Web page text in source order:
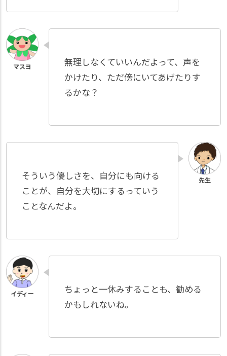
無理しなくていいんだよって、声を
かけたり、ただ傍にいてあげたりす
るかな？
そういう優しさを、自分にも向ける
ことが、自分を大切にするっていう
ことなんだよ。
ちょっと一休みすることも、勧める
かもしれないね。